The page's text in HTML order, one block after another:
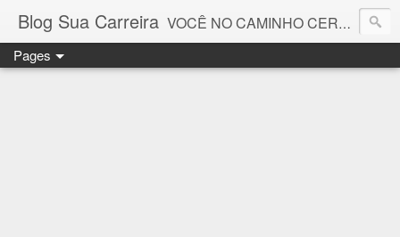
Blog Sua Carreira VOCÊ NO CAMINHO CERTO! 🤓💻🚀
Pages